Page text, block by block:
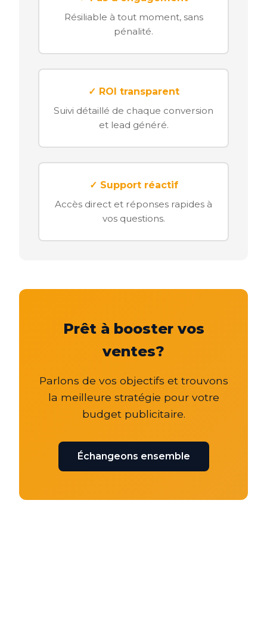
Résiliable à tout moment, sans
pénalité.
✓ ROI transparent
Suivi détaillé de chaque conversion
et lead généré.
✓ Support réactif
Accès direct et réponses rapides à
vos questions.
Prêt à booster vos
ventes?
Parlons de vos objectifs et trouvons
la meilleure stratégie pour votre
budget publicitaire.
Échangeons ensemble